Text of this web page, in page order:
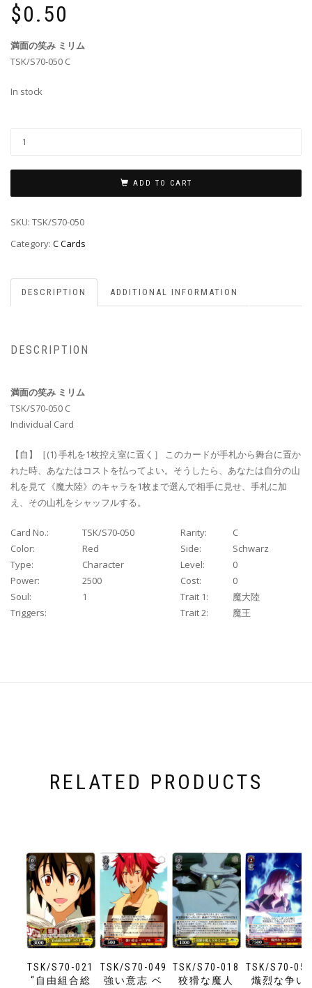
$0.50
満面の笑み ミリム
TSK/S70-050 C
In stock
ADD TO CART
SKU: TSK/S70-050
Category: C Cards
DESCRIPTION ADDITIONAL INFORMATION
DESCRIPTION
満面の笑み ミリム
TSK/S70-050 C
Individual Card
【自】［(1) 手札を1枚控え室に置く］ このカードが手札から舞台に置か
れた時、あなたはコストを払ってよい。そうしたら、あなたは自分の山
札を見て《魔大陸》のキャラを1枚まで選んで相手に見せ、手札に加
え、その山札をシャッフルする。
Card No.: TSK/S70-050 Rarity:
C
Color:
Red Side:
Schwarz
Type:
Character Level:
0
Power:
2500 Cost:
0
Soul:
1 Trait 1:
魔大陸
Triggers:
Trait 2: 魔王
RELATED PRODUCTS
TSK/S70-021
“自由組合総
TSK/S70-049
強い意志 ベ
TSK/S70-018
狡猾な魔人
TSK/S70-055
熾烈な争い